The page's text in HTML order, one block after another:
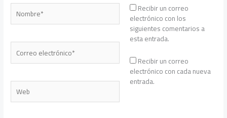
Nombre*
Correo
electrónico*
Web
Recibir un correo
electrónico con los
siguientes comentarios a
esta entrada.
Recibir un correo
electrónico con cada nueva
entrada.